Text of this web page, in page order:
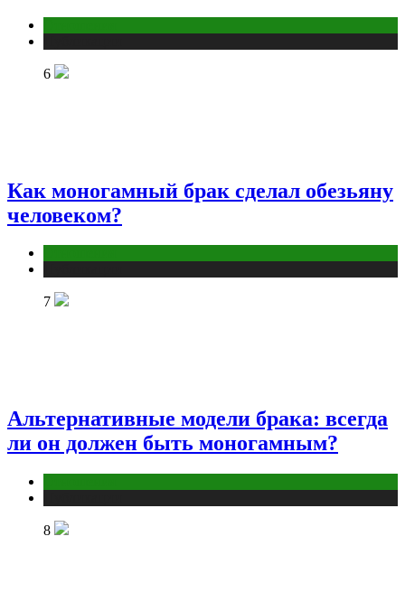
6
Как моногамный брак сделал обезьяну
человеком?
7
Альтернативные модели брака: всегда
ли он должен быть моногамным?
8